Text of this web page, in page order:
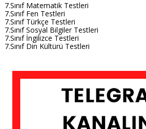
7.Sınıf Matematik Testleri
7.Sınıf Fen Testleri
7.Sınıf Türkçe Testleri
7.Sınıf Sosyal Bilgiler Testleri
7.Sınıf İngilizce Testleri
7.Sınıf Din Kültürü Testleri